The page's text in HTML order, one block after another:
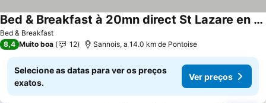
Bed & Breakfast
Bed & Breakfast à 20mn direct St Lazare en Train
8,4 Muito boa 12 Sannois, a 14.0 km de Pontoise
Selecione as datas para ver os preços
exatos.
Ver preços